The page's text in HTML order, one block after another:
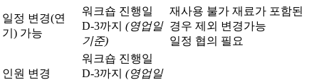
일정 변경(연
기) 가능
워크숍 진행일
D-3까지 (영업일
기준)
재사용 불가 재료가 포함된
경우 제외 변경가능
일정 협의 필요
인원 변경
워크숍 진행일
D-3까지 (영업일